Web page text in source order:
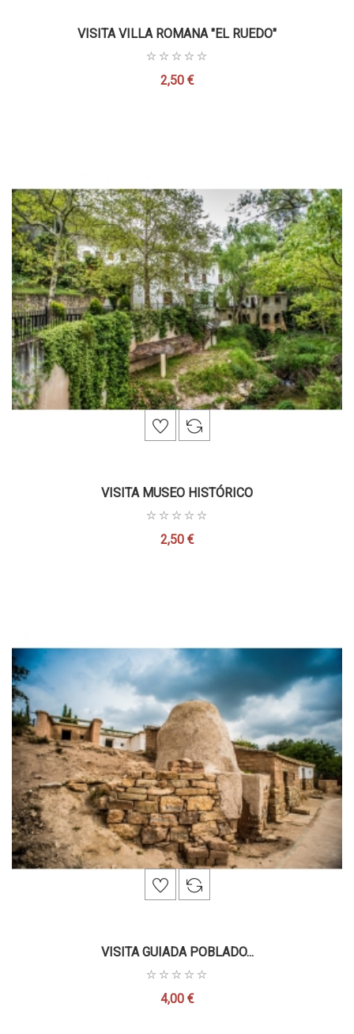
VISITA VILLA ROMANA "EL RUEDO"
Precio
2,50 €
VISITA MUSEO HISTÓRICO
Precio
2,50 €
VISITA GUIADA POBLADO...
Precio
4,00 €